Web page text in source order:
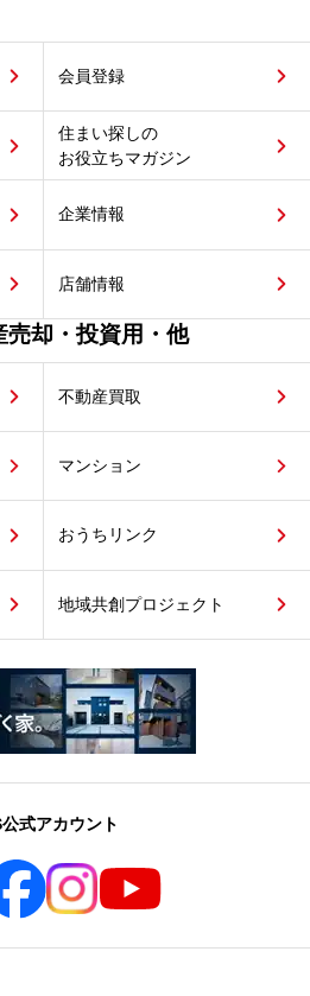
会員登録
住まい探しの
お役立ちマガジン
企業情報
店舗情報
売却・投資用・他
不動産買取
マンション
おうちリンク
地域共創プロジェクト
式アカウント